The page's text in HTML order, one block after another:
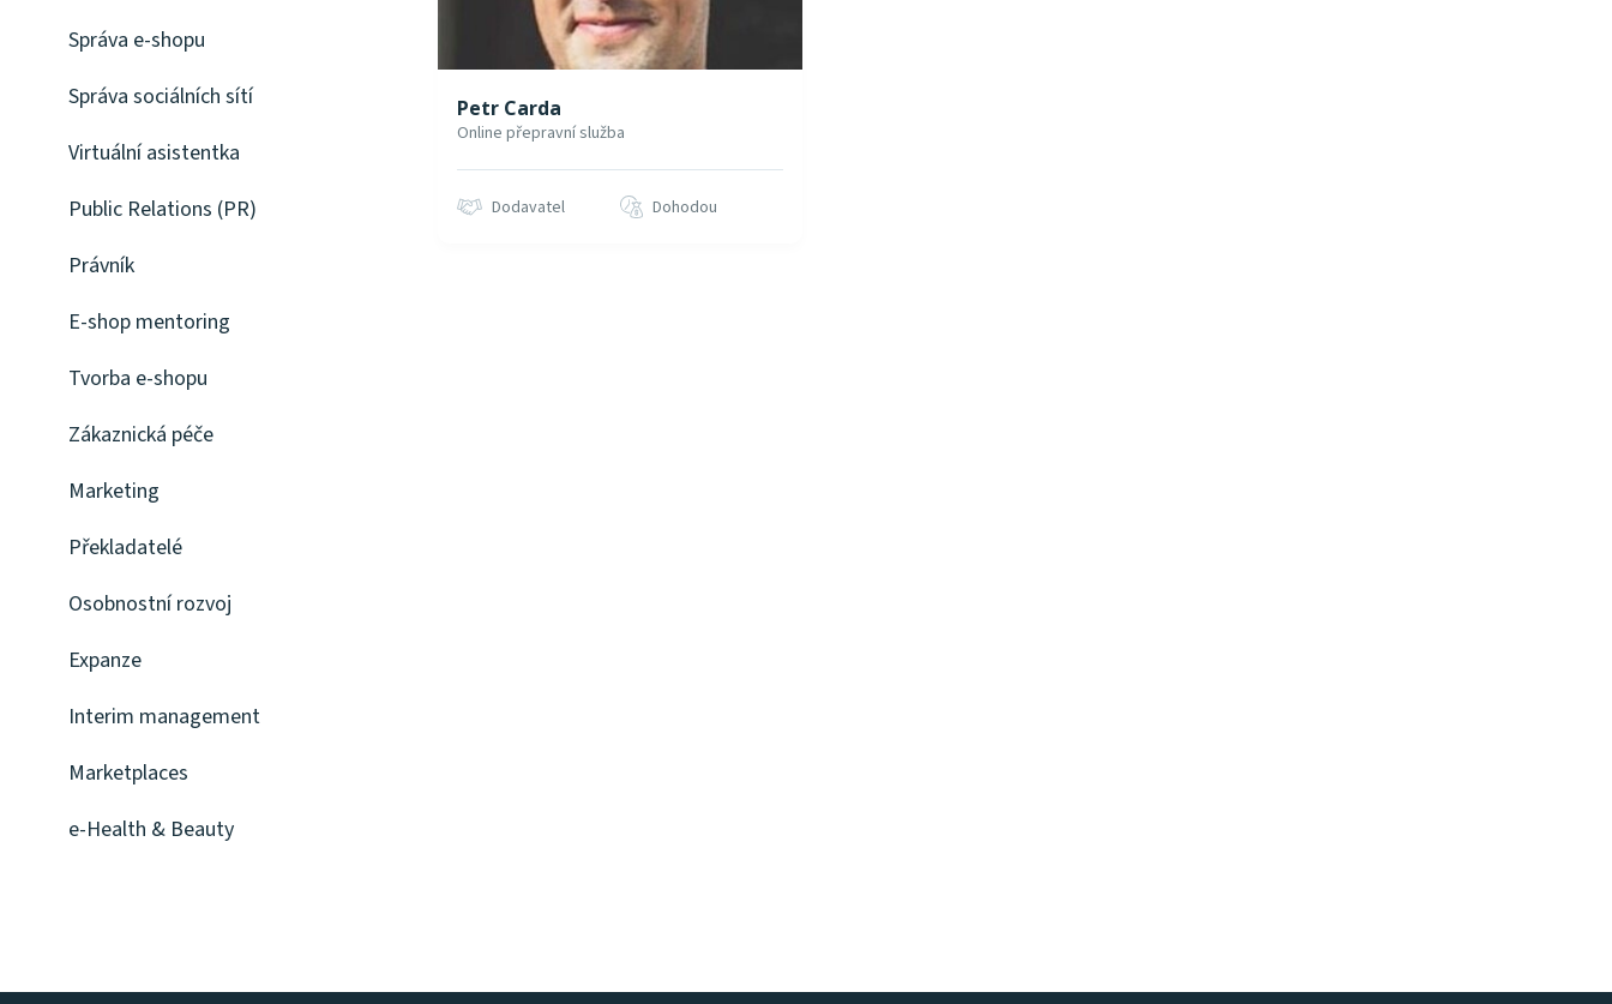
Správa e-shopu
Správa sociálních sítí
Virtuální asistentka
Public Relations (PR)
Právník
E-shop mentoring
Tvorba e-shopu
Zákaznická péče
Marketing
Překladatelé
Osobnostní rozvoj
Expanze
Interim management
Marketplaces
e-Health & Beauty
Petr Carda
Online přepravní služba
Dodavatel Dohodou